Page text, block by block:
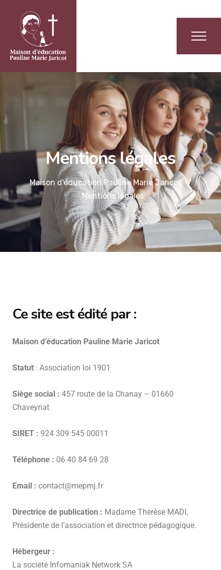
Mentions légales
Maison d'éducation Pauline Marie Jaricot
Mentions légales
Ce site est édité par :
Maison d’éducation Pauline Marie Jaricot
Statut : Association loi 1901
Siège social : 457 route de la Chanay – 01660
Chaveyriat
SIRET : 924 309 545 00011
Téléphone : 06 40 84 69 28
Email : contact@mepmj.fr
Directrice de publication : Madame Thérèse MADI,
Présidente de l’association et directrice pédagogique.
Hébergeur :
La société Infomaniak Network SA